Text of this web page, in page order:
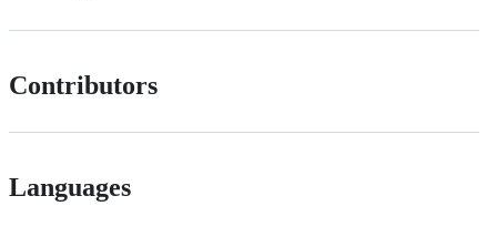
Contributors
Languages